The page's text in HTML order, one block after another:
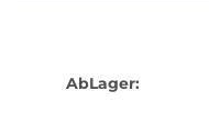
AbLager: